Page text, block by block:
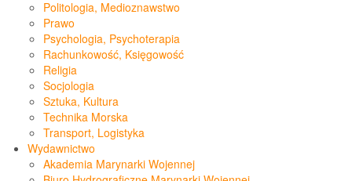
Politologia, Medioznawstwo
Prawo
Psychologia, Psychoterapia
Rachunkowość, Księgowość
Religia
Socjologia
Sztuka, Kultura
Technika Morska
Transport, Logistyka
Wydawnictwo
Akademia Marynarki Wojennej